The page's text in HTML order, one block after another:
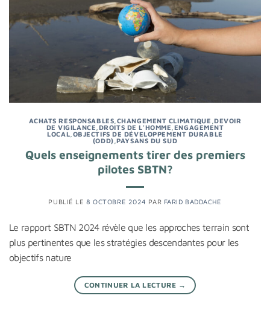
ACHATS RESPONSABLES CHANGEMENT CLIMATIQUE ,DEVOIR
DE VIGILANCE DROITS DE L'HOMME ENGAGEMENT
LOCAL OBJECTIFS DE DÉVELOPPEMENT DURABLE
(ODD) ,PAYSANS DU SUD
Quels enseignements tirer des premiers
pilotes SBTN?
PUBLIÉ LE8 OCTOBRE 2024 PAR FARID BADDACHE
Le rapport SBTN 2024 révèle que les approches terrain sont
plus pertinentes que les stratégies descendantes pour les
objectifs nature
CONTINUER LA LECTURE →